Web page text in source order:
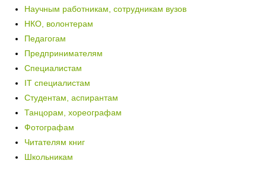
Научным работникам, сотрудникам вузов
НКО, волонтерам
Педагогам
Предпринимателям
Специалистам
IT специалистам
Студентам, аспирантам
Танцорам, хореографам
Фотографам
Читателям книг
Школьникам